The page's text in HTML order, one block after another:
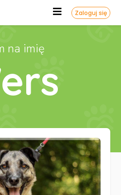
Zaloguj się
na imię